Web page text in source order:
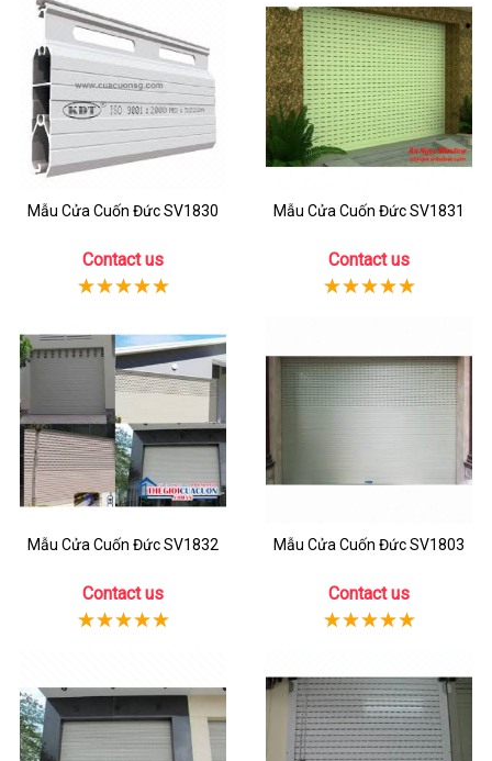
Mẫu Cửa Cuốn Đức SV1830
Contact us
Mẫu Cửa Cuốn Đức SV1831
Contact us
Mẫu Cửa Cuốn Đức SV1832
Contact us
Mẫu Cửa Cuốn Đức SV1803
Contact us